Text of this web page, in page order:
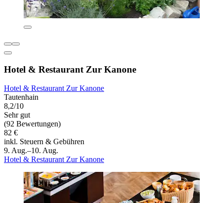
Hotel & Restaurant Zur Kanone
Hotel & Restaurant Zur Kanone
Tautenhain
8,2/10
Sehr gut
(92 Bewertungen)
82 €
inkl. Steuern & Gebühren
9. Aug.–10. Aug.
Hotel & Restaurant Zur Kanone